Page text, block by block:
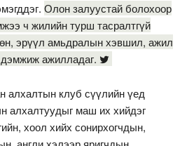
Олон залуустай болохоор
ч жилийн турш тасралтгүй
эрүүл амьдралын хэвшил, ажил
ажилладаг.
алхалтын клуб сүүлийн үед
алхалтуудыг маш их хийдэг
хоол хийх сонирхогчдын,